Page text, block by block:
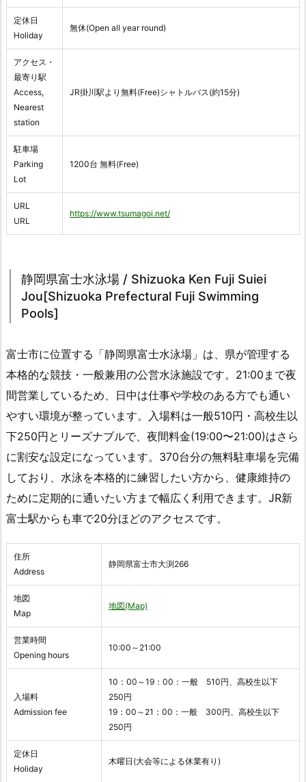
定休日
Holiday
無休(Open all year round)
アクセス・
最寄り駅
Access,
Nearest
station
JR掛川駅より無料(Free)シャトルバス(約15分)
駐車場
Parking
Lot
1200台 無料(Free)
URL
URL
https://www.tsumagoi.net/
静岡県富士水泳場 / Shizuoka Ken Fuji Suiei
Jou[Shizuoka Prefectural Fuji Swimming
Pools]
富士市に位置する「静岡県富士水泳場」は、県が管理する
本格的な競技・一般兼用の公営水泳施設です。21:00まで夜
間営業しているため、日中は仕事や学校のある方でも通い
やすい環境が整っています。入場料は一般510円・高校生以
下250円とリーズナブルで、夜間料金(19:00〜21:00)はさら
に割安な設定になっています。370台分の無料駐車場を完備
しており、水泳を本格的に練習したい方から、健康維持の
ために定期的に通いたい方まで幅広く利用できます。JR新
富士駅からも車で20分ほどのアクセスです。
住所
Address
静岡県富士市大渕266
地図
Map
地図(Map)
営業時間
Opening hours
10:00～21:00
入場料
Admission fee
10：00～19：00：一般 510円、高校生以下
250円
19：00～21：00：一般 300円、高校生以下
250円
定休日
Holiday
木曜日(大会等による休業有り)